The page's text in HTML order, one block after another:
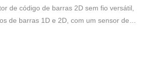
de código de barras 2D sem fio versátil,
de barras 1D e 2D, com um sensor de